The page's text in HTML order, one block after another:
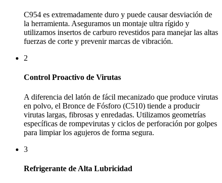
C954 es extremadamente duro y puede causar desviación de
la herramienta. Aseguramos un montaje ultra rígido y
utilizamos insertos de carburo revestidos para manejar las altas
fuerzas de corte y prevenir marcas de vibración.
2
Control Proactivo de Virutas
A diferencia del latón de fácil mecanizado que produce virutas
en polvo, el Bronce de Fósforo (C510) tiende a producir
virutas largas, fibrosas y enredadas. Utilizamos geometrías
específicas de rompevirutas y ciclos de perforación por golpes
para limpiar los agujeros de forma segura.
3
Refrigerante de Alta Lubricidad